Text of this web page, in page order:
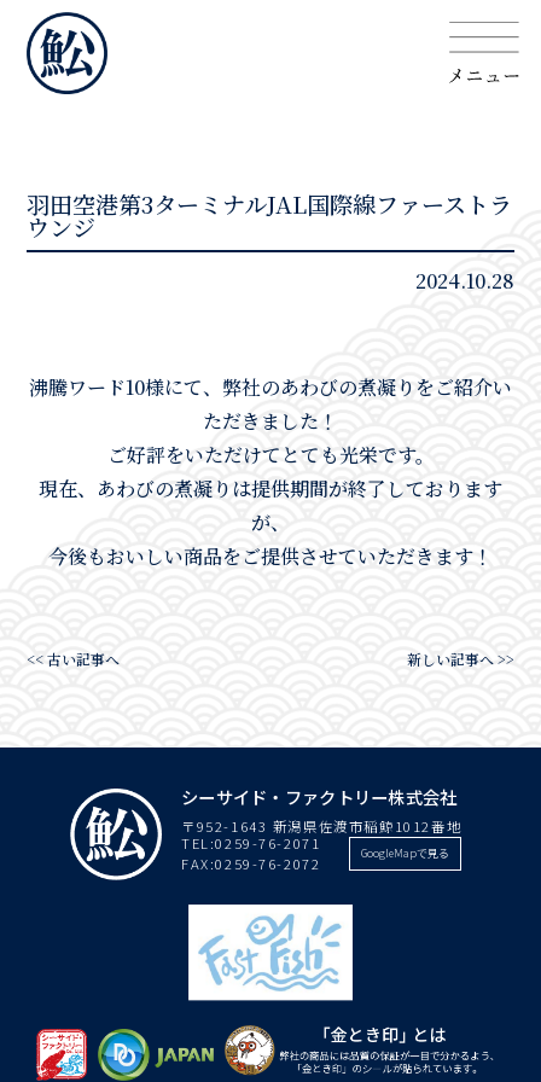
羽田空港第3ターミナルJAL国際線ファーストラ
ウンジ
2024.10.28
沸騰ワード10様にて、弊社のあわびの煮凝りをご紹介い
ただきました！
ご好評をいただけてとても光栄です。
現在、あわびの煮凝りは提供期間が終了しております
が、
今後もおいしい商品をご提供させていただきます！
<< 古い記事へ 新しい記事へ >>
シーサイド・ファクトリー株式会社
〒952-1643 新潟県佐渡市稲鯨1012番地
TEL:0259-76-2071
FAX:0259-76-2072
GoogleMapで見る